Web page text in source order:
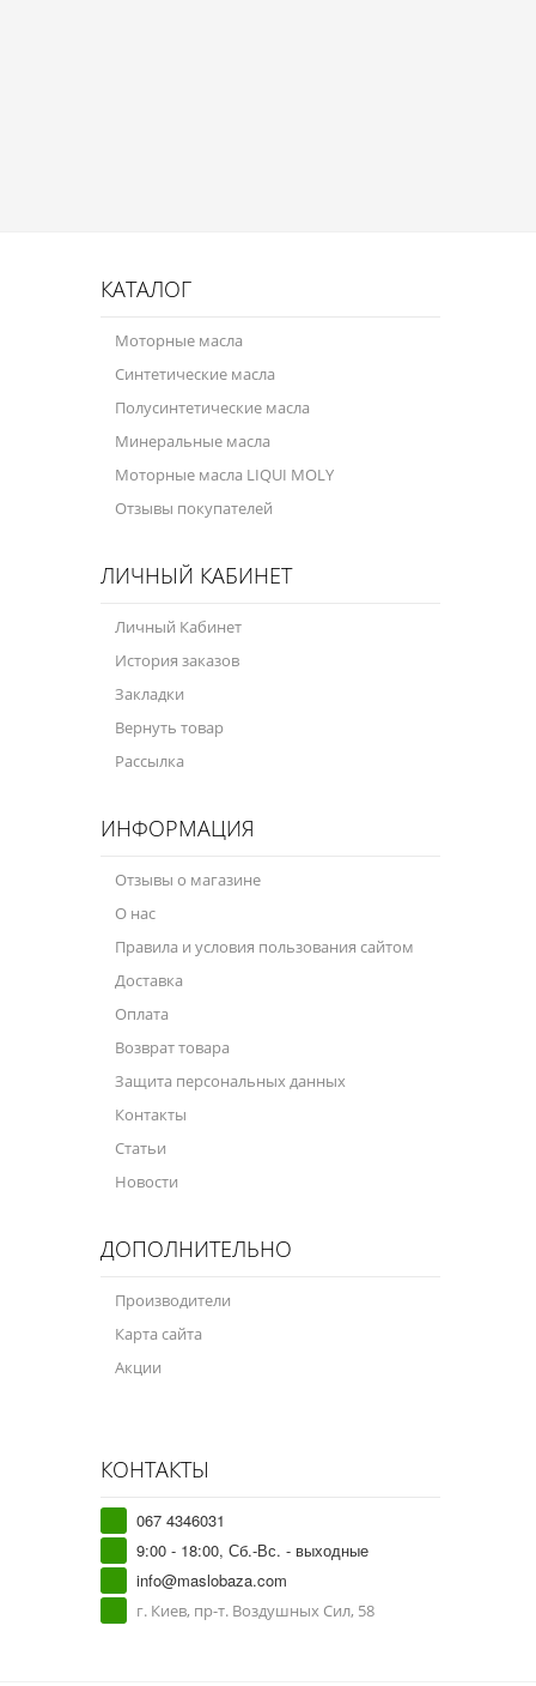
Трансмиссионные масла
Оборудование
Клеи и герметики
Профи-серия
Уход за кондиционером
Велосипедная программа
Масла для лодочных моторов
Садовая программа
Промышленная программа
Зимняя программа
КАТАЛОГ
Моторные масла
Синтетические масла
Полусинтетические масла
Минеральные масла
Моторные масла LIQUI MOLY
Отзывы покупателей
ЛИЧНЫЙ КАБИНЕТ
Личный Кабинет
История заказов
Закладки
Вернуть товар
Рассылка
ИНФОРМАЦИЯ
Отзывы о магазине
О нас
Правила и условия пользования сайтом
Доставка
Оплата
Возврат товара
Защита персональных данных
Контакты
Статьи
Новости
ДОПОЛНИТЕЛЬНО
Производители
Карта сайта
Акции
КОНТАКТЫ
067 4346031
9:00 - 18:00, Сб.-Вс. - выходные
info@maslobaza.com
г. Киев, пр-т. Воздушных Сил, 58